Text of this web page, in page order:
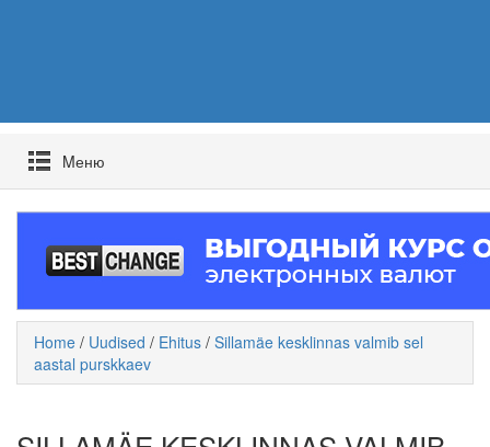
Mеню
Home / Uudised / Ehitus / Sillamäe kesklinnas valmib sel
aastal purskkaev